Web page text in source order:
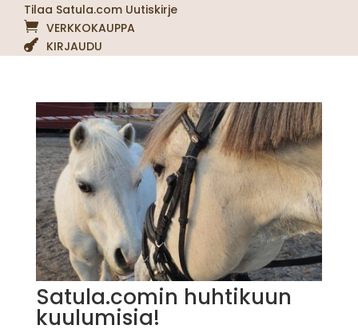
Tilaa Satula.com Uutiskirje
VERKKOKAUPPA
KIRJAUDU
Satula.comin huhtikuun
kuulumisia!